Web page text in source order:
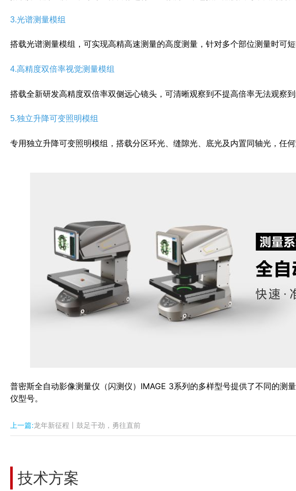
3.光谱测量模组
搭载光谱测量模组，可实现高精高速测量的高度测量，针对多个部位测量时可短
4.高精度双倍率视觉测量模组
搭载全新研发高精度双倍率双侧远心镜头，可清晰观察到不提高倍率无法观察
5.独立升降可变照明模组
专用独立升降可变照明模组，搭载分区环光、缝隙光、底光及内置同轴光，任
普密斯全自动影像测量仪（闪测仪）IMAGE 3系列的多样型号提供了不同的测
仪型号。
上一篇:龙年新征程丨鼓足干劲，勇往直前
技术方案